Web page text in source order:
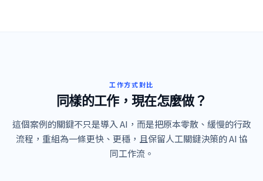
工作方式對比
同樣的工作，現在怎麼做？
這個案例的關鍵不只是導入 AI，而是把原本零散、緩慢的行政
流程，重組為一條更快、更穩，且保留人工關鍵決策的 AI 協
同工作流。